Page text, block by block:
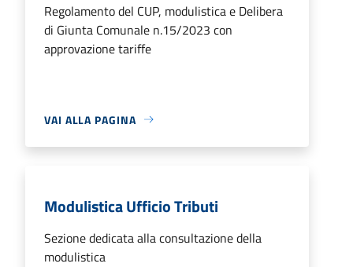
Regolamento del CUP, modulistica e Delibera
di Giunta Comunale n.15/2023 con
approvazione tariffe
VAI ALLA PAGINA
Modulistica Ufficio Tributi
Sezione dedicata alla consultazione della
modulistica